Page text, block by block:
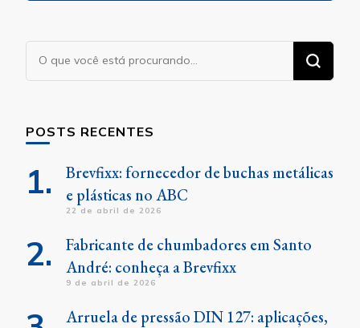
Procurando
POSTS RECENTES
Brevfixx: fornecedor de buchas metálicas
e plásticas no ABC
22 de abril de 2026
Fabricante de chumbadores em Santo
André: conheça a Brevfixx
9 de abril de 2026
Arruela de pressão DIN 127: aplicações,